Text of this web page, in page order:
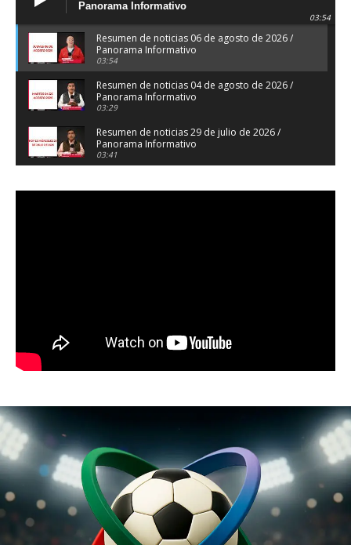
Panorama Informativo
03:54
Resumen de noticias 06 de agosto de 2026 /
Panorama Informativo
03:54
Resumen de noticias 04 de agosto de 2026 /
Panorama Informativo
03:29
Resumen de noticias 29 de julio de 2026 /
Panorama Informativo
03:41
Panorama Informativo